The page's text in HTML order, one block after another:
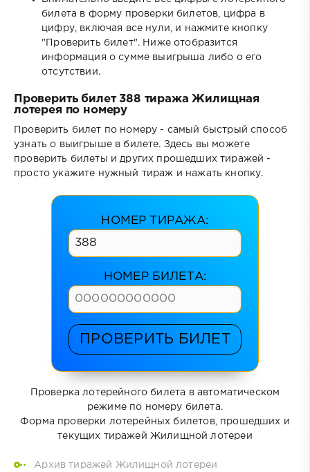
билета в форму проверки билетов, цифра в
цифру, включая все нули, и нажмите кнопку
"Проверить билет". Ниже отобразится
информация о сумме выигрыша либо о его
отсутствии.
Проверить билет 388 тиража Жилищная
лотерея по номеру
Проверить билет по номеру - самый быстрый способ
узнать о выигрыше в билете. Здесь вы можете
проверить билеты и других прошедших тиражей -
просто укажите нужный тираж и нажать кнопку.
НОМЕР ТИРАЖА:
НОМЕР БИЛЕТА:
ПРОВЕРИТЬ БИЛЕТ
Проверка лотерейного билета в автоматическом
режиме по номеру билета.
Форма проверки лотерейных билетов, прошедших и
текущих тиражей Жилищной лотереи
Архив тиражей Жилищной лотереи